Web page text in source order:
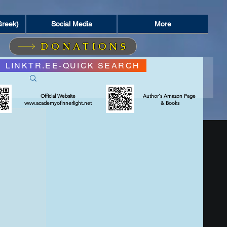
Social Media More
DONATIONS
LINKTR.EE-QUICK SEARCH
Official Website
www.academyofinnerlight.net
Author's Amazon Page
& Books